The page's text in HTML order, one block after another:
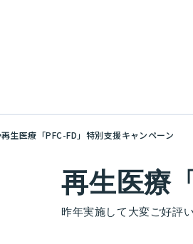
再生医療「PFC-FD」特別支援キャンペーン
再生医療
昨年実施して大変ご好評